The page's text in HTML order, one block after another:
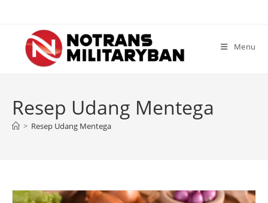
content
Menu
Resep Udang Mentega
> Resep Udang Mentega